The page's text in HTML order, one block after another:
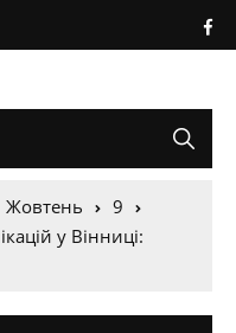
Жовтень
9
у Вінниці: